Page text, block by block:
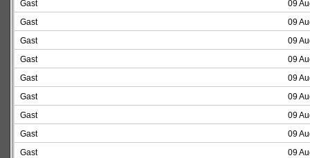
Gast
09
Gast
09
Gast
09
Gast
09
Gast
09
Gast
09
Gast
09
Gast
09
Gast
09